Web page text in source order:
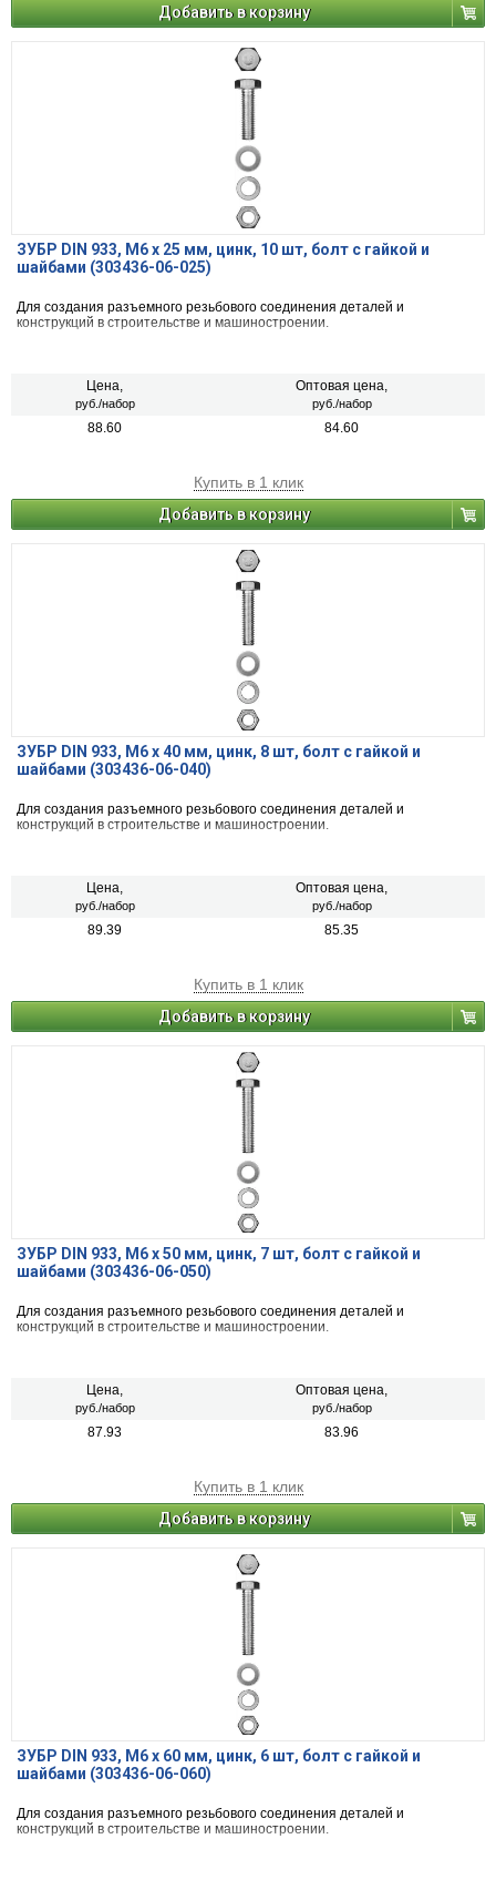
Добавить в корзину
ЗУБР DIN 933, M6 х 25 мм, цинк, 10 шт, болт с гайкой и
шайбами (303436-06-025)
Для создания разъемного резьбового соединения деталей и
конструкций в строительстве и машиностроении.
Цена,
руб./набор
Оптовая цена,
руб./набор
88.60 84.60
Купить в 1 клик
Добавить в корзину
ЗУБР DIN 933, M6 х 40 мм, цинк, 8 шт, болт с гайкой и
шайбами (303436-06-040)
Для создания разъемного резьбового соединения деталей и
конструкций в строительстве и машиностроении.
Цена,
руб./набор
Оптовая цена,
руб./набор
89.39 85.35
Купить в 1 клик
Добавить в корзину
ЗУБР DIN 933, M6 х 50 мм, цинк, 7 шт, болт с гайкой и
шайбами (303436-06-050)
Для создания разъемного резьбового соединения деталей и
конструкций в строительстве и машиностроении.
Цена,
руб./набор
Оптовая цена,
руб./набор
87.93 83.96
Купить в 1 клик
Добавить в корзину
ЗУБР DIN 933, M6 х 60 мм, цинк, 6 шт, болт с гайкой и
шайбами (303436-06-060)
Для создания разъемного резьбового соединения деталей и
конструкций в строительстве и машиностроении.